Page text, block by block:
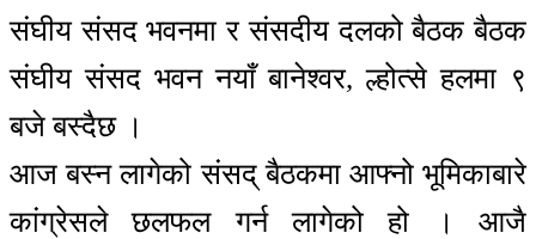
संघीय संसद भवनमा र संसदीय दलको बैठक बैठक
संघीय संसद भवन नयाँ बानेश्वर, ल्होत्से हलमा ९
बजे बस्दैछ ।
आज बस्न लागेको संसद् बैठकमा आफ्नो भूमिकाबारे
कांग्रेसले छलफल गर्न लागेको हो । आजै